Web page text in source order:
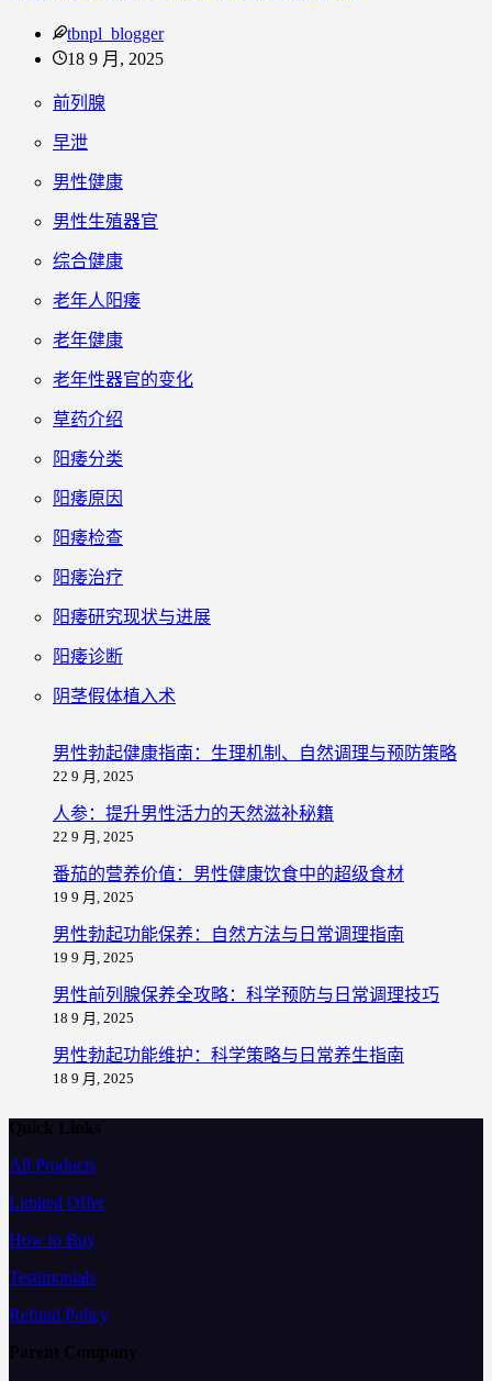
tbnpl_blogger
18 9 月, 2025
前列腺
早泄
男性健康
男性生殖器官
综合健康
老年人阳痿
老年健康
老年性器官的变化
草药介绍
阳痿分类
阳痿原因
阳痿检查
阳痿治疗
阳痿研究现状与进展
阳痿诊断
阴茎假体植入术
男性勃起健康指南：生理机制、自然调理与预防策略
22 9 月, 2025
人参：提升男性活力的天然滋补秘籍
22 9 月, 2025
番茄的营养价值：男性健康饮食中的超级食材
19 9 月, 2025
男性勃起功能保养：自然方法与日常调理指南
19 9 月, 2025
男性前列腺保养全攻略：科学预防与日常调理技巧
18 9 月, 2025
男性勃起功能维护：科学策略与日常养生指南
18 9 月, 2025
Quick Links
All Products
Limited Offer
How to Buy
Testimonials
Refund Policy
Parent Company